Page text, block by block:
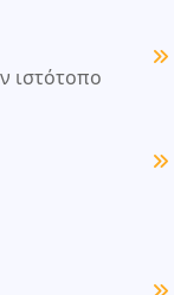
ιστότοπο